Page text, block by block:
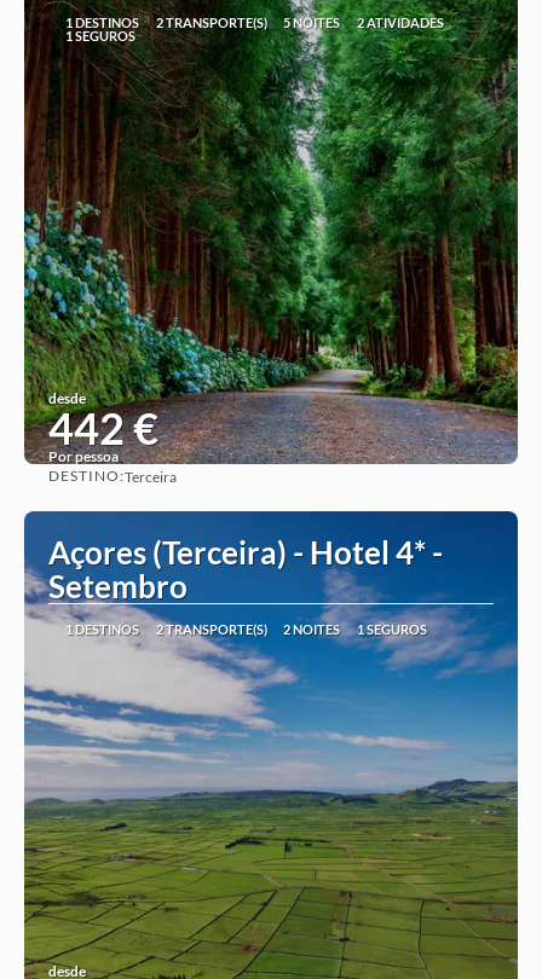
1 DESTINOS 2 TRANSPORTE(S) 5 NOITES
2 ATIVIDADES
1 SEGUROS
desde
442 €
Por pessoa
DESTINO:Terceira
Açores (Terceira) - Hotel 4* -
Setembro
1 DESTINOS 2 TRANSPORTE(S) 2 NOITES 1 SEGUROS
desde